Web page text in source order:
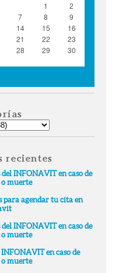
1
2
7 8
9
14 15
16
21 22
23
28 29
30
recientes
INFONAVIT en caso de
muerte
para agendar tu cita en
INFONAVIT en caso de
muerte
en caso de
muerte